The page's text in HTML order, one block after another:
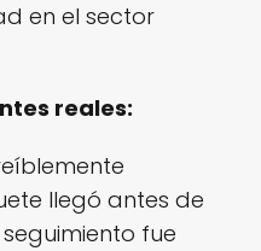
en el sector
reales:
llegó antes de
fue